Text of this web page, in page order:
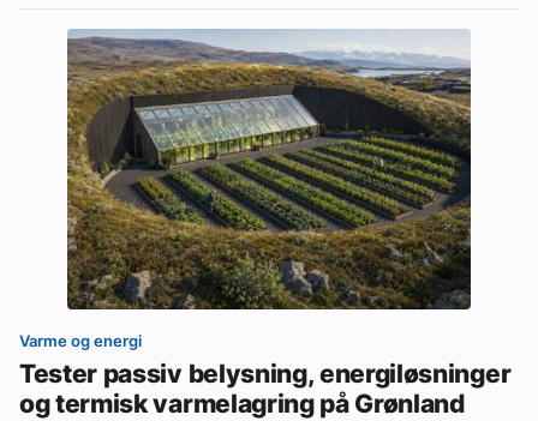
Varme og energi
Tester passiv belysning, energiløsninger
og termisk varmelagring på Grønland